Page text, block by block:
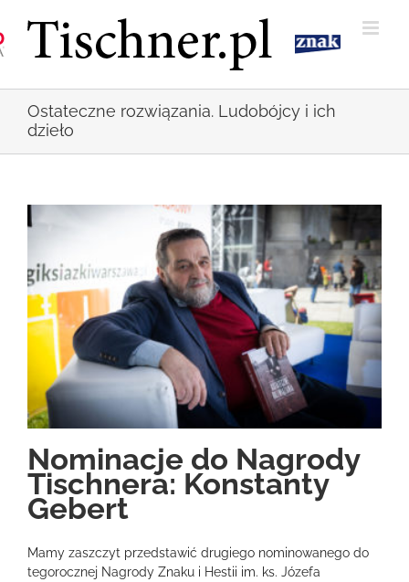
zawartości
Ostateczne rozwiązania. Ludobójcy i ich
dzieło
Nominacje do Nagrody
Tischnera: Konstanty
Gebert
Mamy zaszczyt przedstawić drugiego nominowanego do
tegorocznej Nagrody Znaku i Hestii im. ks. Józefa